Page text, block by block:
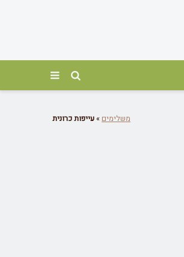
משלימים »עייפות כרונית